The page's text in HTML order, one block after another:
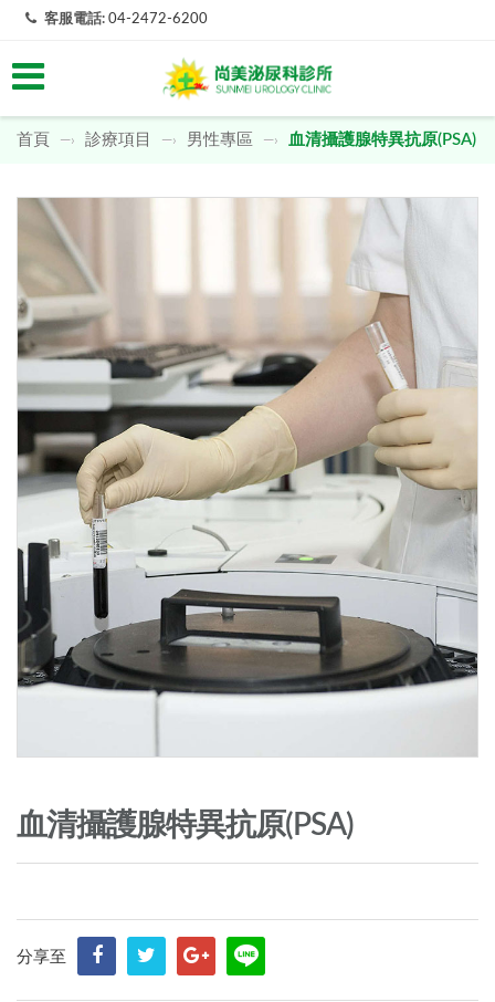
客服電話: 04-2472-6200
首頁 —› 診療項目 —› 男性專區 —› 血清攝護腺特異抗原(PSA)
血清攝護腺特異抗原(PSA)
分享至